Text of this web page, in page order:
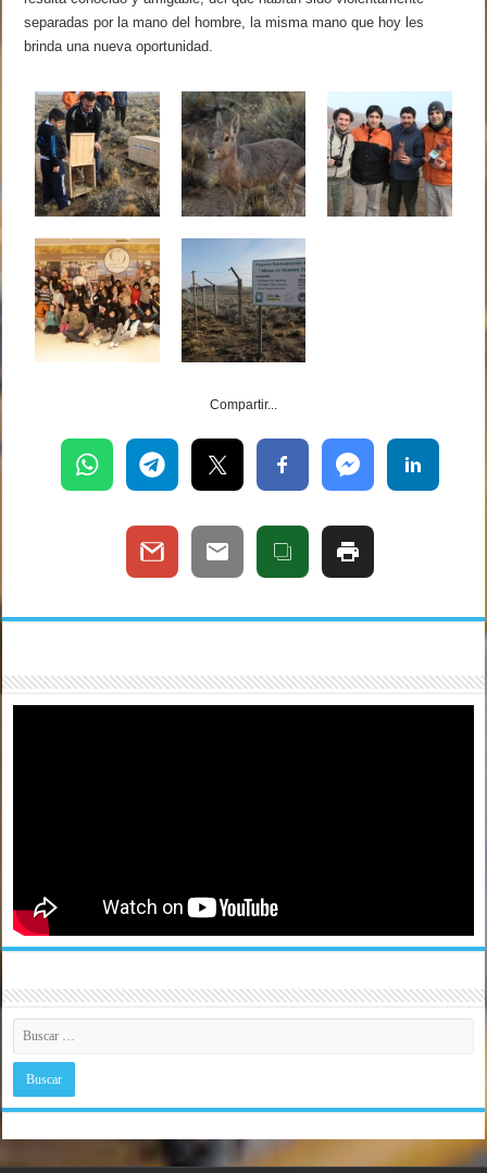
separadas por la mano del hombre, la misma mano que hoy les
brinda una nueva oportunidad.
Compartir...